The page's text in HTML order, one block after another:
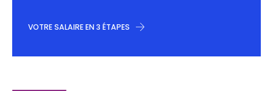
VOTRE SALAIRE EN 3 ÉTAPES